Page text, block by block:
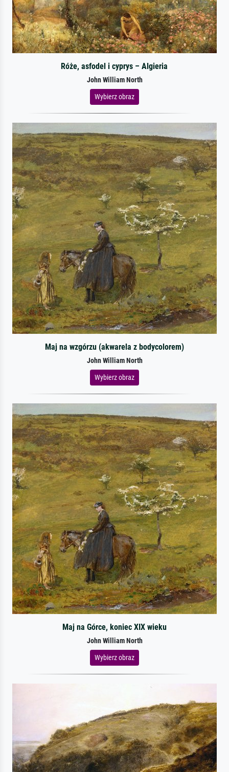
Róże, asfodel i cyprys – Algieria
John William North
Wybierz obraz
Maj na wzgórzu (akwarela z bodycolorem)
John William North
Wybierz obraz
Maj na Górce, koniec XIX wieku
John William North
Wybierz obraz